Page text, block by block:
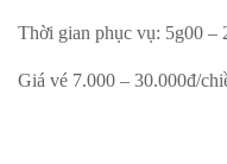
Thời gian phục vụ: 5g00 –
Giá vé 7.000 – 30.000đ/